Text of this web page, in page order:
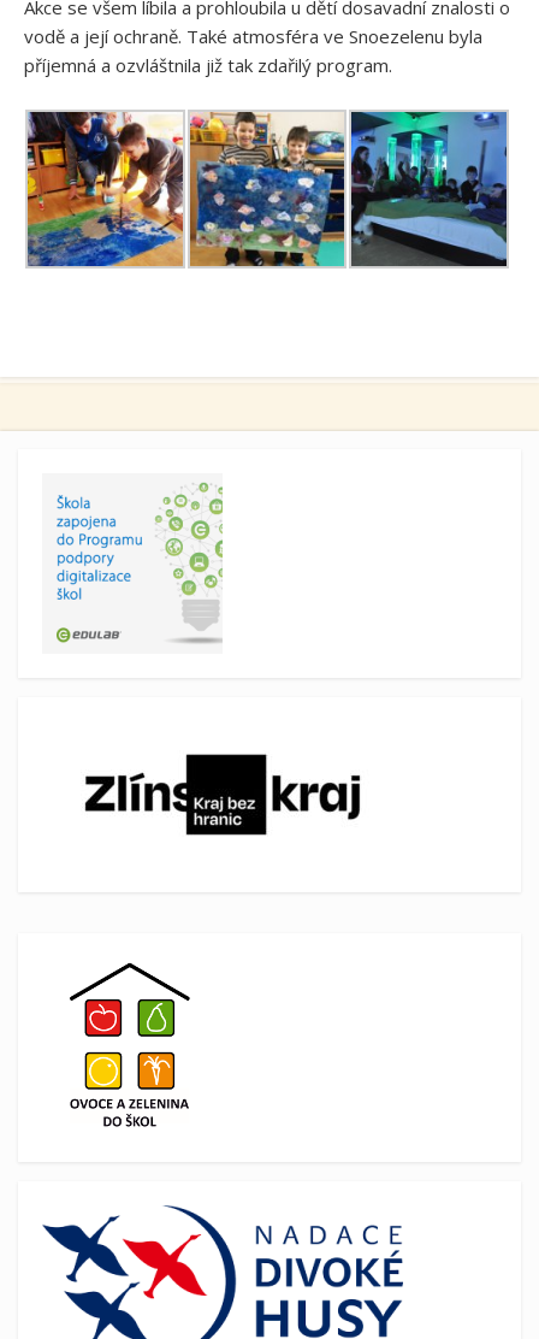
Akce se všem líbila a prohloubila u dětí dosavadní znalosti o
vodě a její ochraně. Také atmosféra ve Snoezelenu byla
příjemná a ozvláštnila již tak zdařilý program.